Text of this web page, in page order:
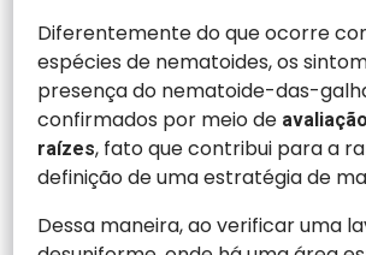
Diferentemente do que ocorre
espécies de nematoides, os
presença do nematoide-das-
confirmados por meio de
raízes, fato que contribui para a
definição de uma estratégia de
Dessa maneira, ao verificar uma